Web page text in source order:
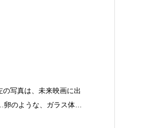
写真は、未来映画に出
のような、ガラス体が